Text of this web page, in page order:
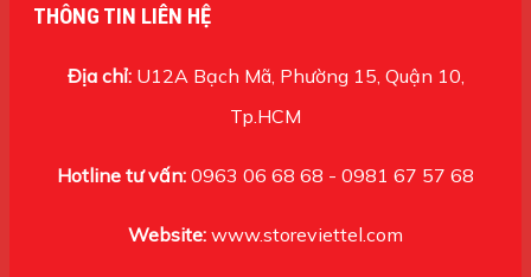
THÔNG TIN LIÊN HỆ
Địa chỉ:U12A Bạch Mã, Phường 15, Quận 10,
Tp.HCM
Hotline tư vấn: 0963 06 68 68 - 0981 67 57 68
Website: www.storeviettel.com